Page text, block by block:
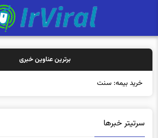
برترین عناوین خبری
خرید بیمه: سنتی یا آنلاین؟ کد
سرتیتر خبرها